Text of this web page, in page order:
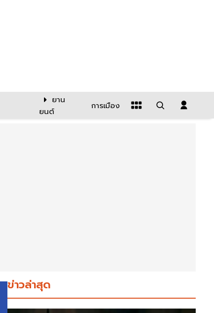
ยาน
ยนต์
การเมือง
ข่าวล่าสุด